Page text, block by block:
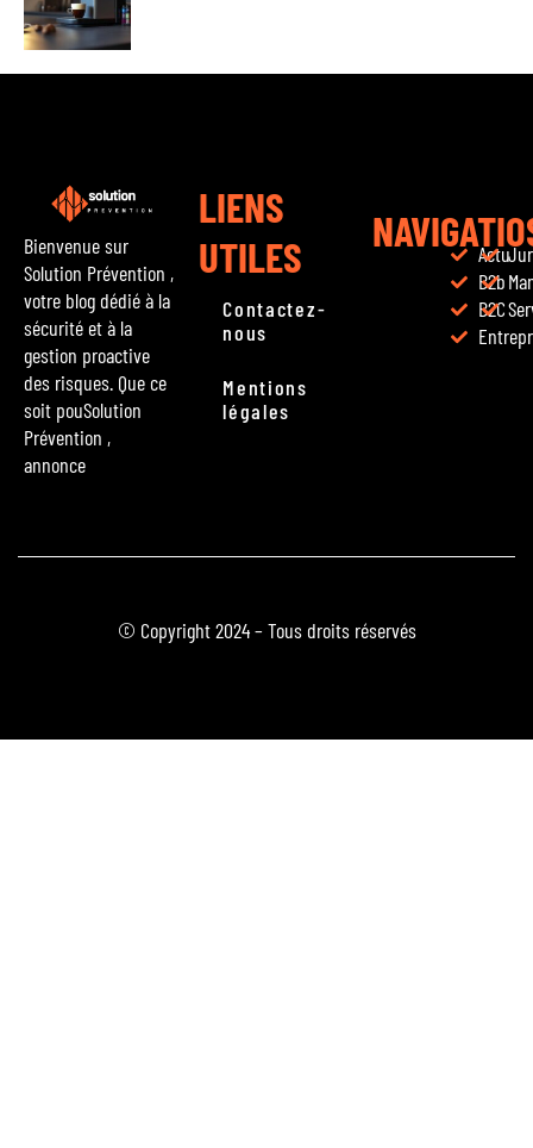
Bienvenue sur
Solution Prévention ,
votre blog dédié à la
sécurité et à la
gestion proactive
des risques. Que ce
soit pouSolution
Prévention ,
annonce
LIENS
UTILES
Contactez-
nous
Mentions
légales
Actu
B2b
B2C
© Copyright 2024 – Tous droits réservés